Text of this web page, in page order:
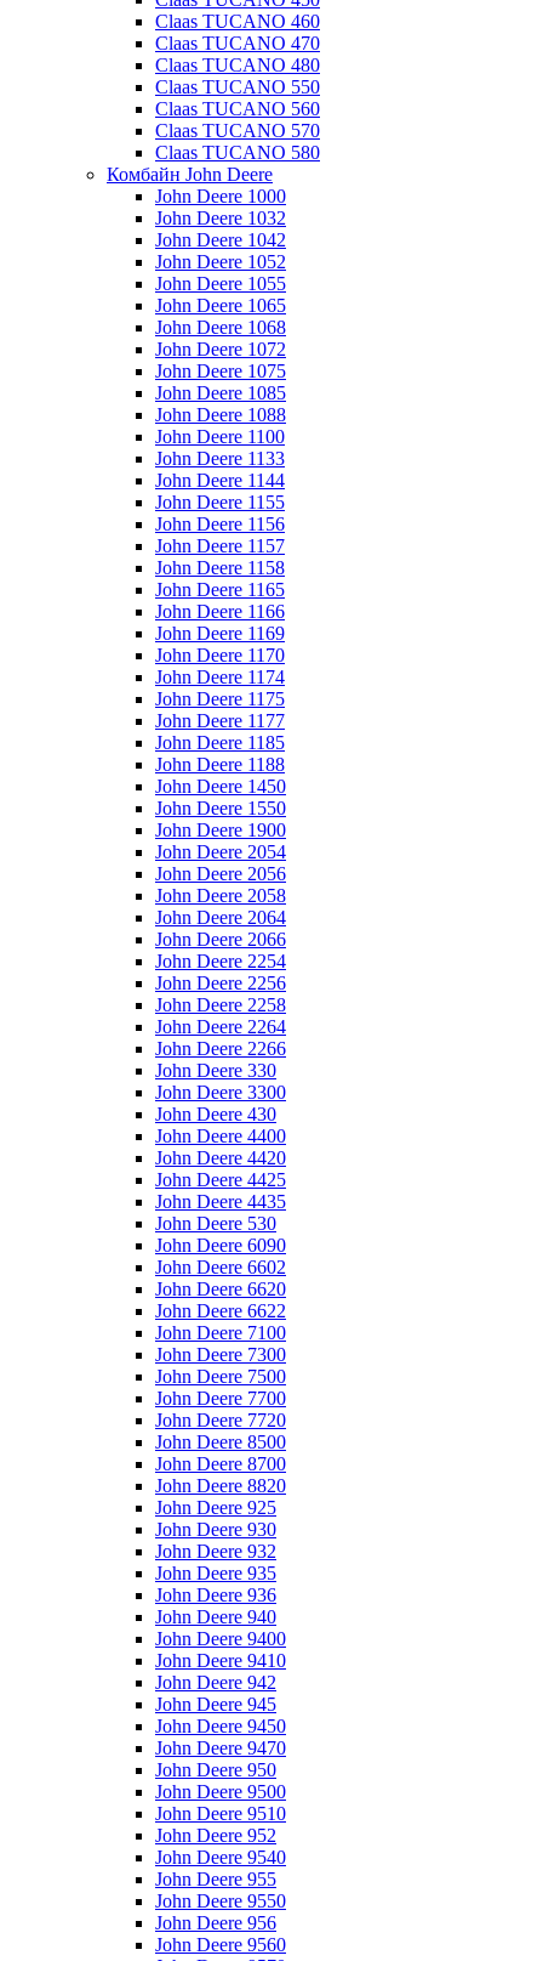
Claas TUCANO 460
Claas TUCANO 470
Claas TUCANO 480
Claas TUCANO 550
Claas TUCANO 560
Claas TUCANO 570
Claas TUCANO 580
Комбайн John Deere
John Deere 1000
John Deere 1032
John Deere 1042
John Deere 1052
John Deere 1055
John Deere 1065
John Deere 1068
John Deere 1072
John Deere 1075
John Deere 1085
John Deere 1088
John Deere 1100
John Deere 1133
John Deere 1144
John Deere 1155
John Deere 1156
John Deere 1157
John Deere 1158
John Deere 1165
John Deere 1166
John Deere 1169
John Deere 1170
John Deere 1174
John Deere 1175
John Deere 1177
John Deere 1185
John Deere 1188
John Deere 1450
John Deere 1550
John Deere 1900
John Deere 2054
John Deere 2056
John Deere 2058
John Deere 2064
John Deere 2066
John Deere 2254
John Deere 2256
John Deere 2258
John Deere 2264
John Deere 2266
John Deere 330
John Deere 3300
John Deere 430
John Deere 4400
John Deere 4420
John Deere 4425
John Deere 4435
John Deere 530
John Deere 6090
John Deere 6602
John Deere 6620
John Deere 6622
John Deere 7100
John Deere 7300
John Deere 7500
John Deere 7700
John Deere 7720
John Deere 8500
John Deere 8700
John Deere 8820
John Deere 925
John Deere 930
John Deere 932
John Deere 935
John Deere 936
John Deere 940
John Deere 9400
John Deere 9410
John Deere 942
John Deere 945
John Deere 9450
John Deere 9470
John Deere 950
John Deere 9500
John Deere 9510
John Deere 952
John Deere 9540
John Deere 955
John Deere 9550
John Deere 956
John Deere 9560